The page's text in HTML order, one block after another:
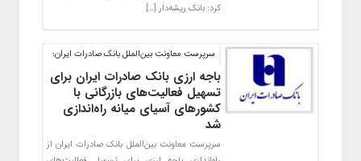
کرد: بانک ریشه‌دار […]
سرپرست معاونت بین‌الملل بانک صادرات ایران:
باجه ارزی بانک صادرات ایران برای
تسهیل فعالیت‌های بازرگانی با
کشورهای آسیای میانه راه‌اندازی
شد
​سرپرست معاونت بین‌الملل بانک صادرات ایران از